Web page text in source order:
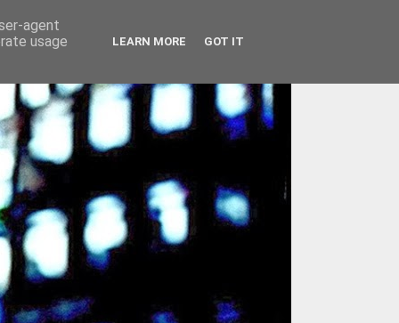
agent
usage
LEARN MORE GOT IT